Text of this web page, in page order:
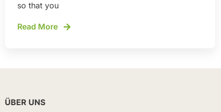
so that you
Read More
ÜBER UNS